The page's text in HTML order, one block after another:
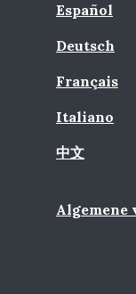
Español
Deutsch
Français
Italiano
中文
Algemene